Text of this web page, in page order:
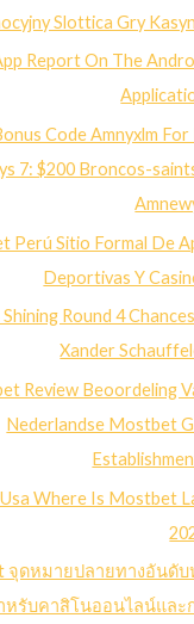
Slottica Gry
Report On The
Code Amnyxlm For
7: $200 Broncos-
Perú Sitio Formal De
Deportivas Y
Round 4
Xander
Review Beoordeling
Nederlandse Mostbet
Where Is Mostbet
จุดหมายปลายทางอันดับ
หรับคาสิโนออนไลน์แล